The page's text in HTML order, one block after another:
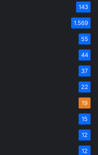
143
1.569
55
44
37
22
19
15
12
12